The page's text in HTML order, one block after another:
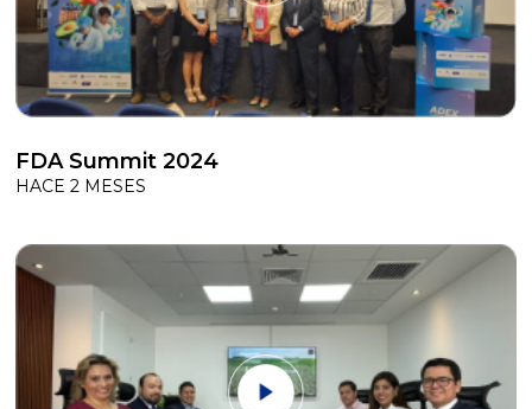
FDA Summit 2024
HACE 2 MESES